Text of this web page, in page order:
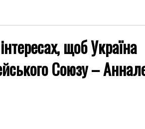
щоб Україна
Союзу –